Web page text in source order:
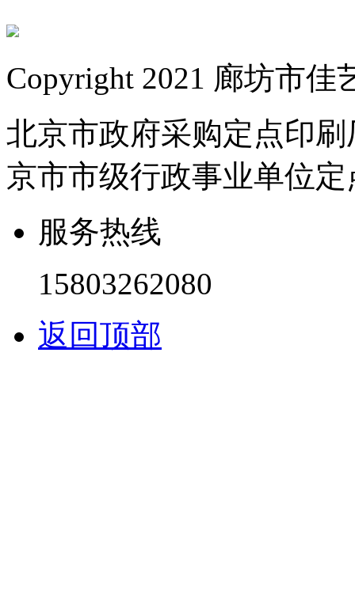
Copyright 2021 廊坊市
北京市政府采购定点印
京市市级行政事业单位
服务热线
15803262080
返回顶部